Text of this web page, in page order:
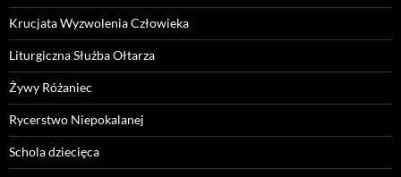
Krucjata Wyzwolenia Człowieka
Liturgiczna Służba Ołtarza
Żywy Różaniec
Rycerstwo Niepokalanej
Schola dziecięca